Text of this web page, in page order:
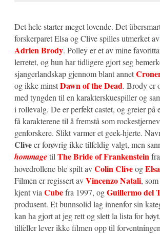
Det hele starter meget lovende. Det
forskerparet Elsa og Clive spilles utmerket av
Adrien Brody. Polley er et av mine
lerretet, og hun har tidligere gjort seg
sjangerlandskap gjennom blant annet
og ikke minstDawn of the Dead. Brody er
med tyngden til en karakterskuespiller og
i rollevalg. De er perfekt castet, og greier på
få karakterene til å fremstå som
genforskere. Slikt varmer et geek-hjerte.
Cliveer forøvrig ikke tilfeldig valgt, men
hommagetil The Bride of Frankenstein
hovedrollene ble spilt avColin Cliveog
Filmen er regissert avVincenzo Natali,
kjent via Cubefra 1997, ogGuillermo del
produsent. Et bunnsolid lag innenfor sin
kan ha gjort at jeg rett og slett la lista for
tilfeller lever ikke filmen opp til